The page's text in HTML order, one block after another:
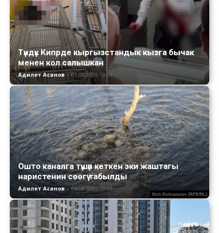
Түндүк Кипрде кыргызстандык кызга бычак
менен кол салышкан
Адилет Асанов - 05.08.2026 10:09
Ошто каналга түшүп кеткен эки жаштагы
наристенин сөөгү табылды
Адилет Асанов - 04.08.2026 09:45